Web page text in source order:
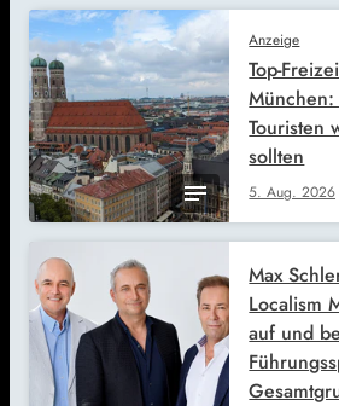
Anzeige
5. Aug. 2026
Top-
Touristen
sollten
Max
Localism
auf und